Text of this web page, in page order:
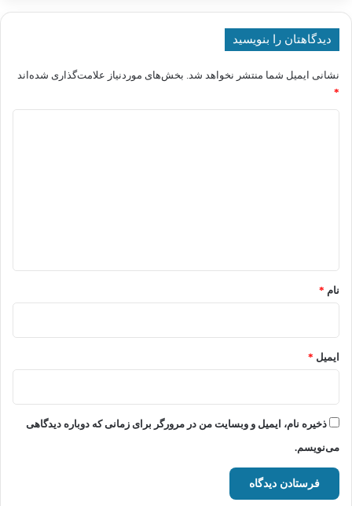
دیدگاهتان را بنویسید
نشانی ایمیل شما منتشر نخواهد شد. بخش‌های موردنیاز علامت‌گذاری شده‌اند
*
نام *
ایمیل *
ذخیره نام، ایمیل و وبسایت من در مرورگر برای زمانی که دوباره دیدگاهی
می‌نویسم.